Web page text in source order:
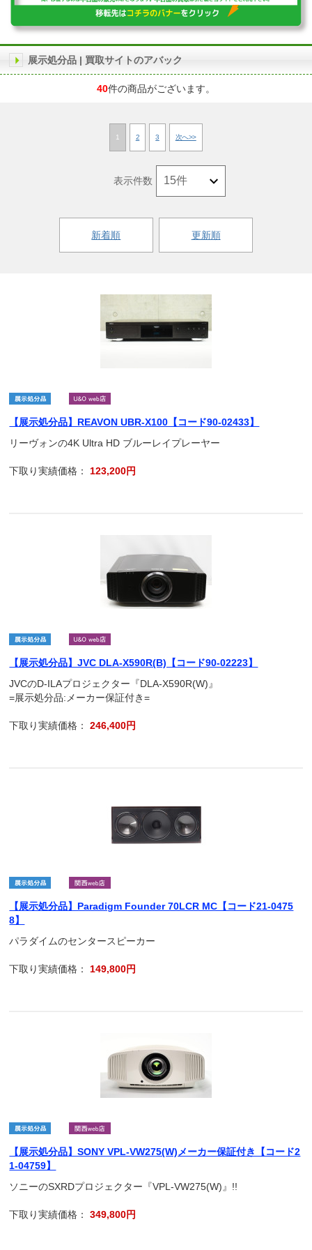
展示処分品 | 買取サイトのアバック
40件の商品がございます。
1 2 3 次へ>>
新着順 更新順
表示件数
【展示処分品】REAVON UBR-X100【コード90-02433】
リーヴォンの4K Ultra HD ブルーレイプレーヤー
下取り実績価格： 123,200円
【展示処分品】JVC DLA-X590R(B)【コード90-02223】
JVCのD-ILAプロジェクター『DLA-X590R(W)』
=展示処分品:メーカー保証付き=
下取り実績価格：246,400円
【展示処分品】Paradigm Founder 70LCR MC【コード21-0475
8】
パラダイムのセンタースピーカー
下取り実績価格： 149,800円
【展示処分品】SONY VPL-VW275(W)メーカー保証付き【コード2
1-04759】
ソニーのSXRDプロジェクター『VPL-VW275(W)』!!
下取り実績価格：349,800円